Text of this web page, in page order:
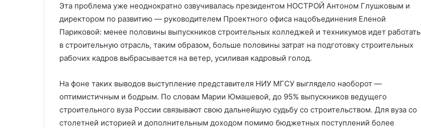
Эта проблема уже неоднократно озвучивалась президентом НОСТРОЙ Антоном Глушковым и
директором по развитию — руководителем Проектного офиса нацобъединения Еленой
Париковой: менее половины выпускников строительных колледжей и техникумов идет работать
в строительную отрасль, таким образом, больше половины затрат на подготовку строительных
рабочих кадров выбрасывается на ветер, усиливая кадровый голод.
На фоне таких выводов выступление представителя НИУ МГСУ выглядело наоборот —
оптимистичным и бодрым. По словам Марии Юмашевой, до 95% выпускников ведущего
строительного вуза России связывают свою дальнейшую судьбу со строительством. Для вуза со
столетней историей и дополнительным доходом помимо бюджетных поступлений более